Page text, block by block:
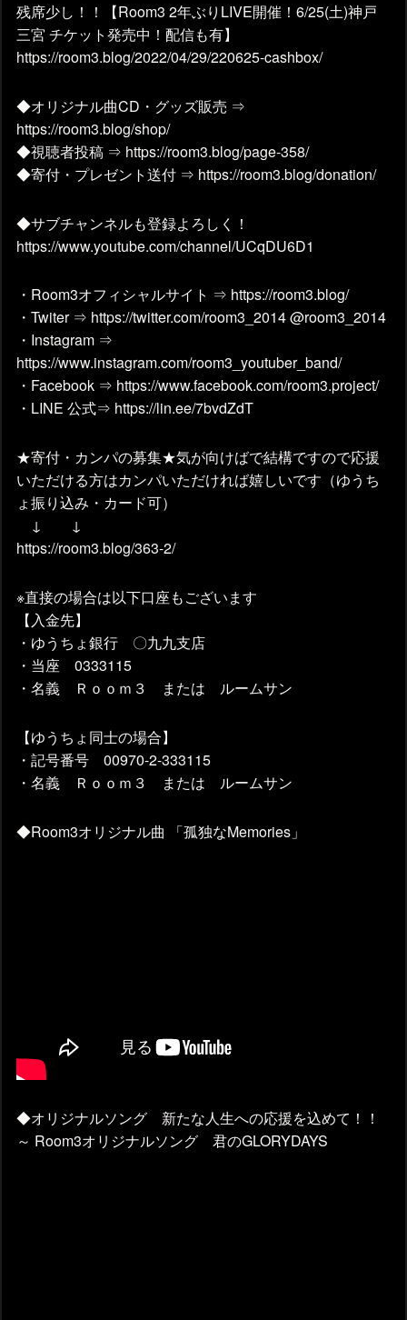
残席少し！！【Room3 2年ぶりLIVE開催！6/25(土)神戸
三宮 チケット発売中！配信も有】
https://room3.blog/2022/04/29/220625-cashbox/
◆オリジナル曲CD・グッズ販売 ⇒
https://room3.blog/shop/
◆視聴者投稿 ⇒ https://room3.blog/page-358/
◆寄付・プレゼント送付 ⇒ https://room3.blog/donation/
◆サブチャンネルも登録よろしく！
https://www.youtube.com/channel/UCqDU6D1
・Room3オフィシャルサイト ⇒ https://room3.blog/
・Twiter ⇒ https://twitter.com/room3_2014 @room3_2014
・Instagram ⇒
https://www.instagram.com/room3_youtuber_band/
・Facebook ⇒ https://www.facebook.com/room3.project/
・LINE 公式⇒ https://lin.ee/7bvdZdT
★寄付・カンパの募集★気が向けばで結構ですので応援
いただける方はカンパいただければ嬉しいです（ゆうち
ょ振り込み・カード可）
↓ ↓
https://room3.blog/363-2/
※直接の場合は以下口座もございます
【入金先】
・ゆうちょ銀行 〇九九支店
・当座 0333115
・名義 Ｒｏｏｍ３ または ルームサン
【ゆうちょ同士の場合】
・記号番号 00970-2-333115
・名義 Ｒｏｏｍ３ または ルームサン
◆Room3オリジナル曲 「孤独なMemories」
◆オリジナルソング 新たな人生への応援を込めて！！
～ Room3オリジナルソング 君のGLORYDAYS